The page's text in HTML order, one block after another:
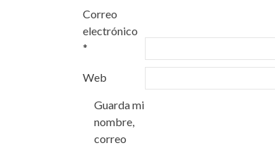
Correo
electrónico
*
Web
Guarda mi
nombre,
correo